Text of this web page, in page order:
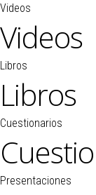
Videos
Videos
Libros
Libros
Cuestionarios
Presentaciones